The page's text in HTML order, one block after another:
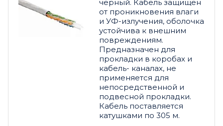
черный. Кабель защищен
от проникновения влаги
и УФ-излучения, оболочка
устойчива к внешним
повреждениям.
Предназначен для
прокладки в коробах и
кабель- каналах, не
применяется для
непосредственной и
подвесной прокладки.
Кабель поставляется
катушками по 305 м.